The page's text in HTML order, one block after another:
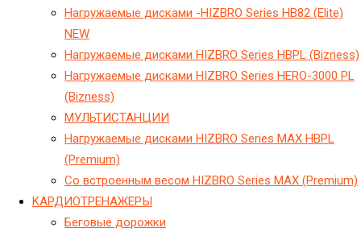
Hагружаемые дисками -HIZBRO Series HB82 (Elite)
NEW
Hагружаемые дисками HIZBRO Series HBPL (Bizness)
Hагружаемые дисками HIZBRO Series HERO-3000 PL
(Bizness)
МУЛЬТИСТАНЦИИ
Нагружаемые дисками HIZBRO Series MAX HBPL
(Premium)
Со встроенным весом HIZBRO Series MAX (Premium)
KАРДИОТРЕНАЖЕРЫ
Беговые дорожки